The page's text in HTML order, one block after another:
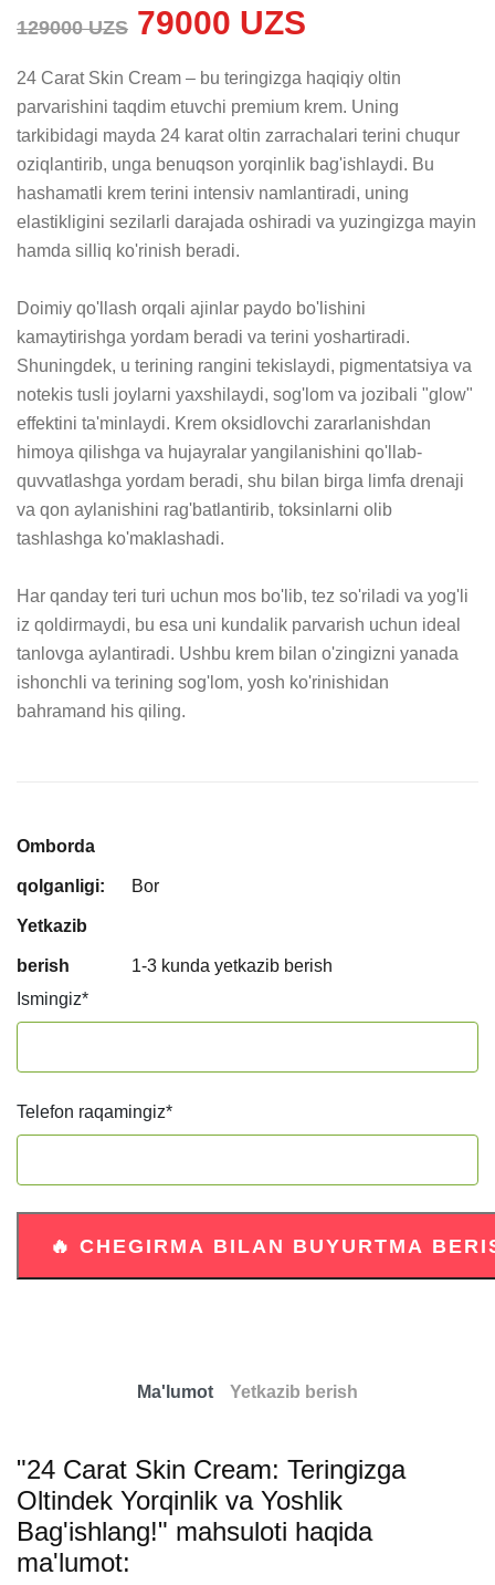
129000 UZS 79000 UZS
24 Carat Skin Cream – bu teringizga haqiqiy oltin
parvarishini taqdim etuvchi premium krem. Uning
tarkibidagi mayda 24 karat oltin zarrachalari terini chuqur
oziqlantirib, unga benuqson yorqinlik bag'ishlaydi. Bu
hashamatli krem terini intensiv namlantiradi, uning
elastikligini sezilarli darajada oshiradi va yuzingizga mayin
hamda silliq ko'rinish beradi.
Doimiy qo'llash orqali ajinlar paydo bo'lishini
kamaytirishga yordam beradi va terini yoshartiradi.
Shuningdek, u terining rangini tekislaydi, pigmentatsiya va
notekis tusli joylarni yaxshilaydi, sog'lom va jozibali "glow"
effektini ta'minlaydi. Krem oksidlovchi zararlanishdan
himoya qilishga va hujayralar yangilanishini qo'llab-
quvvatlashga yordam beradi, shu bilan birga limfa drenaji
va qon aylanishini rag'batlantirib, toksinlarni olib
tashlashga ko'maklashadi.
Har qanday teri turi uchun mos bo'lib, tez so'riladi va yog'li
iz qoldirmaydi, bu esa uni kundalik parvarish uchun ideal
tanlovga aylantiradi. Ushbu krem bilan o'zingizni yanada
ishonchli va terining sog'lom, yosh ko'rinishidan
bahramand his qiling.
Omborda
qolganligi: Bor
Yetkazib
berish
1-3 kunda yetkazib berish
Ismingiz*
Telefon raqamingiz*
Ma'lumot Yetkazib berish
"24 Carat Skin Cream: Teringizga
Oltindek Yorqinlik va Yoshlik
Bag'ishlang!" mahsuloti haqida
ma'lumot: